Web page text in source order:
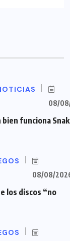
08/
bien funciona
08/08/
los discos “no